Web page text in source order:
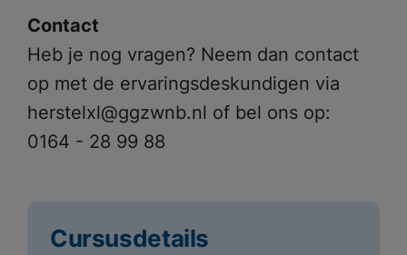
Contact
Heb je nog vragen? Neem dan contact
op met de ervaringsdeskundigen via
herstelxl@ggzwnb.nl of bel ons op:
0164 - 28 99 88
Cursusdetails